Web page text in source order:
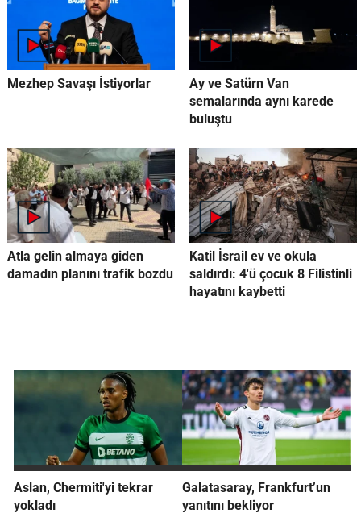
Mezhep Savaşı İstiyorlar
Ay ve Satürn Van
semalarında aynı karede
buluştu
Atla gelin almaya giden
damadın planını trafik bozdu
Katil İsrail ev ve okula
saldırdı: 4'ü çocuk 8 Filistinli
hayatını kaybetti
Aslan, Chermiti'yi tekrar
yokladı
Galatasaray, Frankfurt’un
yanıtını bekliyor